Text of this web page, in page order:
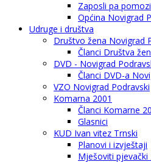
Zaposli pa
Općina Novigrad
Udruge i društva
Društvo žena Novigrad
Članci Društva
DVD - Novigrad
Članci DVD-a
VZO Novigrad Podravski
Komarna 2001
Članci Komarne
Glasnici
KUD Ivan vitez Trnski
Planovi i izvještaji
Mješoviti pjevački